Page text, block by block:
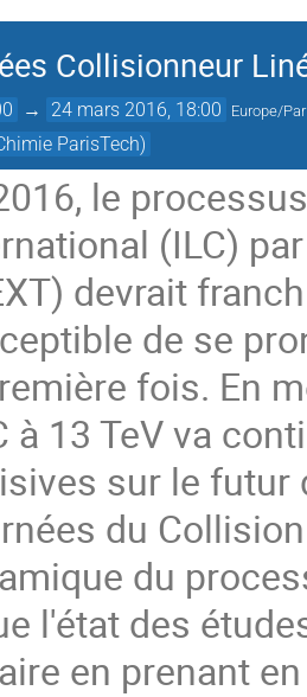
Collisionneur
→ 24 mars 2016, 18:00 Europe/
ParisTech)
le
(ILC)
devrait
de se
fois. En
à 13 TeV va
sur le futur
du
du
l'état des
en prenant